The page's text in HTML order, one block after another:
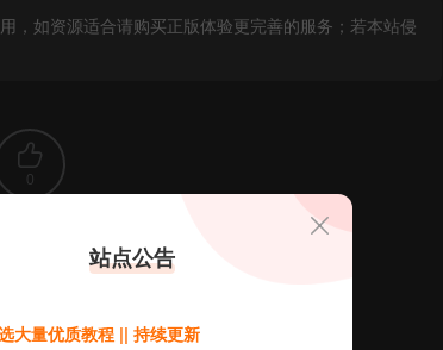
，如资源适合请购买正版体验更完善的服务；若本站侵
0
站点公告
大量优质教程 || 持续更新